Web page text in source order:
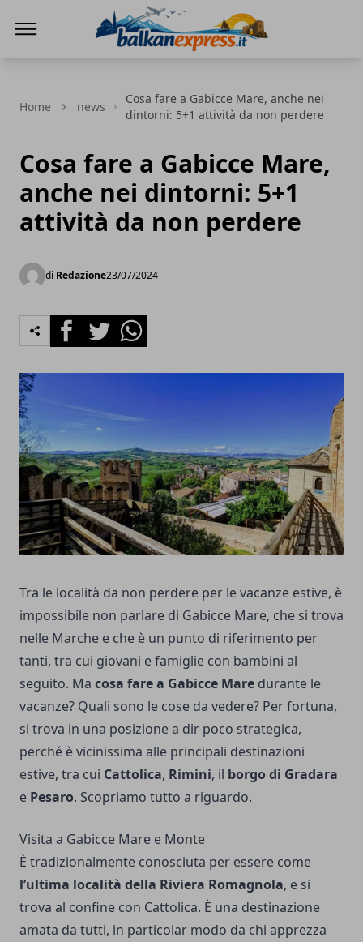
Home news
Cosa fare a Gabicce Mare, anche nei
dintorni: 5+1 attività da non perdere
Cosa fare a Gabicce Mare,
anche nei dintorni: 5+1
attività da non perdere
di Redazione23/07/2024
FacebookTwitterWhatsapp
Tra le località da non perdere per le vacanze estive, è
impossibile non parlare di Gabicce Mare, che si trova
nelle Marche e che è un punto di riferimento per
tanti, tra cui giovani e famiglie con bambini al
seguito. Ma cosa fare a Gabicce Mare durante le
vacanze? Quali sono le cose da vedere? Per fortuna,
si trova in una posizione a dir poco strategica,
perché è vicinissima alle principali destinazioni
estive, tra cui Cattolica, Rimini, il borgo di Gradara
e Pesaro. Scopriamo tutto a riguardo.
Visita a Gabicce Mare e Monte
È tradizionalmente conosciuta per essere come
l’ultima località della Riviera Romagnola, e si
trova al confine con Cattolica. È una destinazione
amata da tutti, in particolar modo da chi apprezza